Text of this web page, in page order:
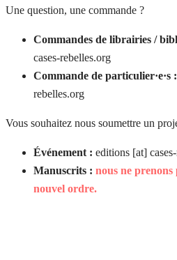
Une question, une commande ?
Commandes de librairies /
cases-rebelles.org
Commande de particulier·e·s :
rebelles.org
Vous souhaitez nous soumettre un
Événement : editions [at]
Manuscrits : nous ne
nouvel ordre.